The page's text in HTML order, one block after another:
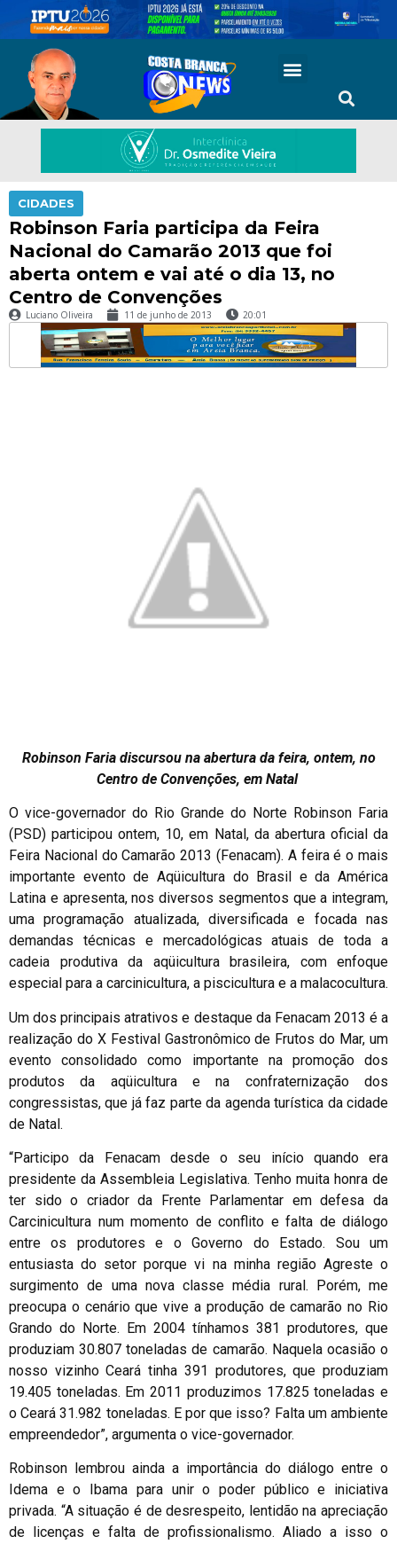
CIDADES
Robinson Faria participa da Feira
Nacional do Camarão 2013 que foi
aberta ontem e vai até o dia 13, no
Centro de Convenções
Luciano Oliveira 11 de junho de 2013 20:01
Robinson Faria discursou na abertura da feira, ontem, no
Centro de Convenções, em Natal
O vice-governador do Rio Grande do Norte Robinson Faria
(PSD) participou ontem, 10, em Natal, da abertura oficial da
Feira Nacional do Camarão 2013 (Fenacam). A feira é o mais
importante evento de Aqüicultura do Brasil e da América
Latina e apresenta, nos diversos segmentos que a integram,
uma programação atualizada, diversificada e focada nas
demandas técnicas e mercadológicas atuais de toda a
cadeia produtiva da aqüicultura brasileira, com enfoque
especial para a carcinicultura, a piscicultura e a malacocultura.
Um dos principais atrativos e destaque da Fenacam 2013 é a
realização do X Festival Gastronômico de Frutos do Mar, um
evento consolidado como importante na promoção dos
produtos da aqüicultura e na confraternização dos
congressistas, que já faz parte da agenda turística da cidade
de Natal.
“Participo da Fenacam desde o seu início quando era
presidente da Assembleia Legislativa. Tenho muita honra de
ter sido o criador da Frente Parlamentar em defesa da
Carcinicultura num momento de conflito e falta de diálogo
entre os produtores e o Governo do Estado. Sou um
entusiasta do setor porque vi na minha região Agreste o
surgimento de uma nova classe média rural. Porém, me
preocupa o cenário que vive a produção de camarão no Rio
Grando do Norte. Em 2004 tínhamos 381 produtores, que
produziam 30.807 toneladas de camarão. Naquela ocasião o
nosso vizinho Ceará tinha 391 produtores, que produziam
19.405 toneladas. Em 2011 produzimos 17.825 toneladas e
o Ceará 31.982 toneladas. E por que isso? Falta um ambiente
empreendedor”, argumenta o vice-governador.
Robinson lembrou ainda a importância do diálogo entre o
Idema e o Ibama para unir o poder público e iniciativa
privada. “A situação é de desrespeito, lentidão na apreciação
de licenças e falta de profissionalismo. Aliado a isso o